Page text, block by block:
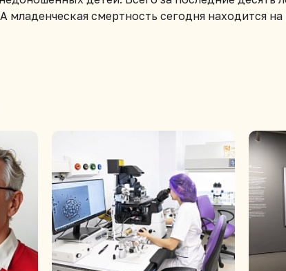
младенческая смертность сегодня находится